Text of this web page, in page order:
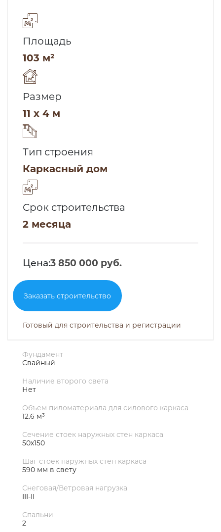
Площадь
103 м²
Размер
11 x 4 м
Тип строения
Каркасный дом
Срок строительства
2 месяца
Цена:3 850 000 руб.
Заказать строительство
Готовый для строительства и регистрации
Фундамент
Свайный
Наличие второго света
Нет
Объем пиломатериала для силового каркаса
12.6 м³
Сечение стоек наружных стен каркаса
50х150
Шаг стоек наружных стен каркаса
590 мм в свету
Снеговая/Ветровая нагрузка
III-II
Спальни
2